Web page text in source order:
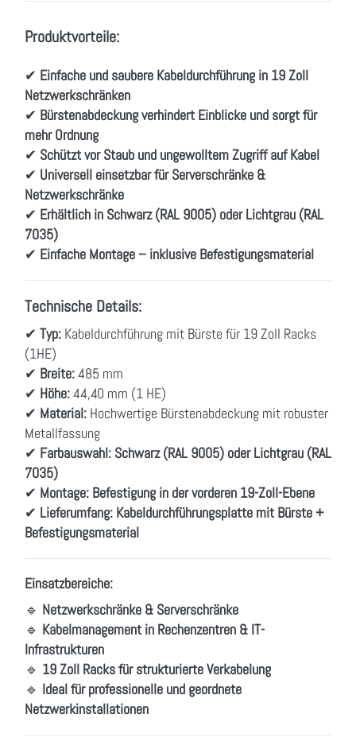
Produktvorteile:
✔ Einfache und saubere Kabeldurchführung in 19 Zoll
Netzwerkschränken
✔ Bürstenabdeckung verhindert Einblicke und sorgt für
mehr Ordnung
✔ Schützt vor Staub und ungewolltem Zugriff auf Kabel
✔ Universell einsetzbar für Serverschränke &
Netzwerkschränke
✔ Erhältlich in Schwarz (RAL 9005) oder Lichtgrau (RAL
7035)
✔ Einfache Montage – inklusive Befestigungsmaterial
Technische Details:
✔ Typ: Kabeldurchführung mit Bürste für 19 Zoll Racks
(1HE)
✔ Breite:485 mm
✔ Höhe:44,40 mm (1 HE)
✔ Material: Hochwertige Bürstenabdeckung mit robuster
Metallfassung
✔ Farbauswahl: Schwarz (RAL 9005) oder Lichtgrau (RAL
7035)
✔ Montage: Befestigung in der vorderen 19-Zoll-Ebene
✔ Lieferumfang: Kabeldurchführungsplatte mit Bürste +
Befestigungsmaterial
Einsatzbereiche:
🔹 Netzwerkschränke & Serverschränke
🔹 Kabelmanagement in Rechenzentren & IT-
Infrastrukturen
🔹 19 Zoll Racks für strukturierte Verkabelung
🔹 Ideal für professionelle und geordnete
Netzwerkinstallationen